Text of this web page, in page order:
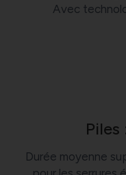
Avec
Piles
Durée moyenne